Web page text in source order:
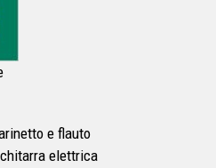
e flauto
chitarra elettrica